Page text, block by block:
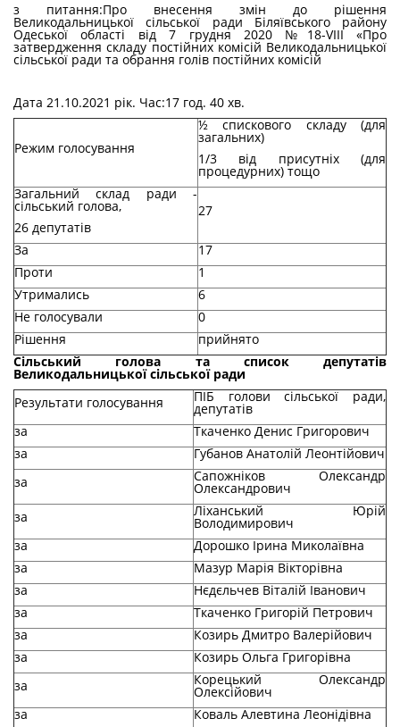
з питання:Про внесення змін до рішення
Великодальницької сільської ради Біляївського району
Одеської області від 7 грудня 2020 №18-VIII «Про
затвердження складу постійних комісій Великодальницької
сільської ради та обрання голів постійних комісій
Дата 21.10.2021 рік. Час:17 год. 40 хв.
Режим голосування
½ спискового складу (для
загальних)
1/3 від присутніх (для
процедурних) тощо
Загальний склад ради -
сільський голова,
26 депутатів
27
За
17
Проти
1
Утримались
6
Не голосували
0
Рішення
прийнято
Сільський голова та список депутатів
Великодальницької сільської ради
Результати голосування
ПІБ голови сільської ради,
депутатів
за
Ткаченко Денис Григорович
за
Губанов Анатолій Леонтійович
за
Сапожніков Олександр
Олександрович
за
Ліханський Юрій
Володимирович
за
Дорошко Ірина Миколаївна
за
Мазур Марія Вікторівна
за
Нєдєльчев Віталій Іванович
за
Ткаченко Григорій Петрович
за
Козирь Дмитро Валерійович
за
Козирь Ольга Григорівна
за
Корецький Олександр
Олексійович
за
Коваль Алевтина Леонідівна